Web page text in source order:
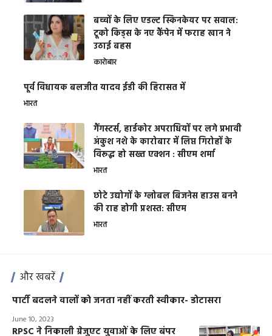
बच्चों के लिए एडल्ट स्किनकेयर पर सवाल:
टूको किड्स के नए कैंपेन में फराह खान ने
उठाई बहस
कारोबार
पूर्व विधायक बलजीत यादव ईडी की हिरासत में
भारत
गैंगस्टर्स, हार्डकोर अपराधियों पर लगे प्रभावी
अंकुश नशे के कारोबार में लिप्त गिरोहों के
विरूद्ध हो सख्त एक्शन : सीएम शर्मा
भारत
छोटे उद्योगों के ग्लोबल बिजनेस हाउस बनने
की राह होगी प्रशस्त: सीएम
भारत
और खबरें
पार्टी बदलने वालों को जनता नहीं करती स्वीकार- डोटासरा
June 10, 2023
RPSC ने निकाली ग्रेजुएट युवाओं के लिए बंपर